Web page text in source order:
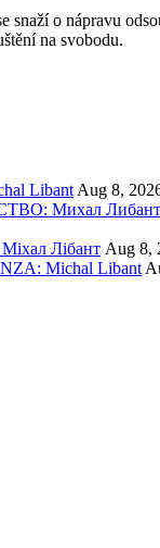
snaží o nápravu
na svobodu.
Libant Aug 8,
Михал Либант
Лібант Aug 8,
Michal Libant